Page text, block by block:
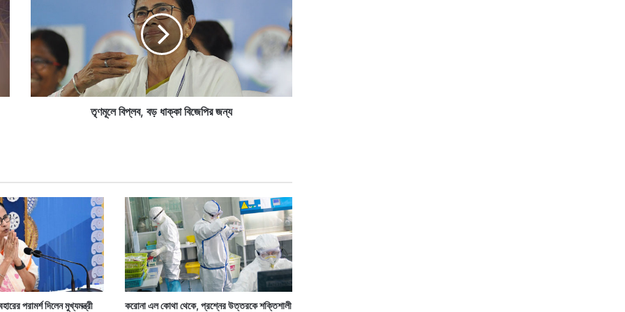
বি
ব
,
ব
পি
র
জ
ন্য
তৃণমূলে বিপ্লব, বড় ধাক্কা বিজেপির জন্য
পরামর্শ দিলেন মুখ্যমন্ত্রী করোনা এল কোথা থেকে, প্রশ্নের উত্তরকে শক্তিশালী